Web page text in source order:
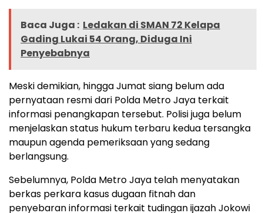
Baca Juga : Ledakan di SMAN 72 Kelapa
Gading Lukai 54 Orang, Diduga Ini
Penyebabnya
Meski demikian, hingga Jumat siang belum ada
pernyataan resmi dari Polda Metro Jaya terkait
informasi penangkapan tersebut. Polisi juga belum
menjelaskan status hukum terbaru kedua tersangka
maupun agenda pemeriksaan yang sedang
berlangsung.
Sebelumnya, Polda Metro Jaya telah menyatakan
berkas perkara kasus dugaan fitnah dan
penyebaran informasi terkait tudingan ijazah Jokowi